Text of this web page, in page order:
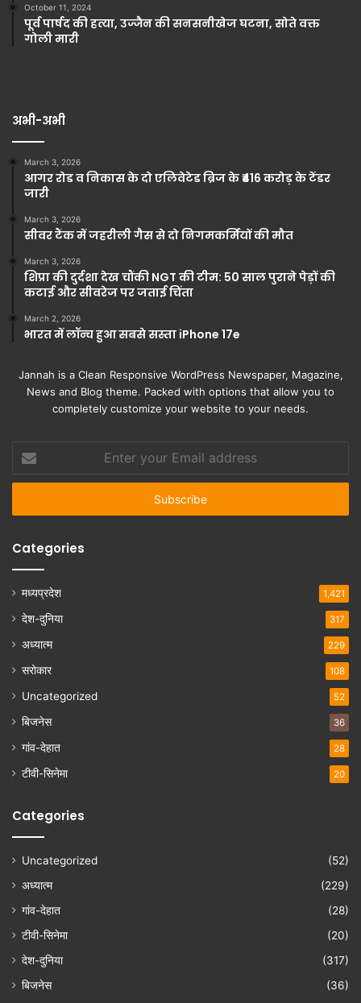
October 11, 2024
पूर्व पार्षद की हत्या, उज्जैन की सनसनीखेज घटना, सोते वक्त
गोली मारी
अभी-अभी
March 3, 2026
आगर रोड व निकास के दो एलिवेटेड ब्रिज के ₹416 करोड़ के टेंडर
जारी
March 3, 2026
सीवर टैंक में जहरीली गैस से दो निगमकर्मियों की मौत
March 3, 2026
शिप्रा की दुर्दशा देख चौंकी NGT की टीम: 50 साल पुराने पेड़ों की
कटाई और सीवरेज पर जताई चिंता
March 2, 2026
भारत में लॉन्च हुआ सबसे सस्ता iPhone 17e
Jannah is a Clean Responsive WordPress Newspaper, Magazine,
News and Blog theme. Packed with options that allow you to
completely customize your website to your needs.
your
Email
Categories
मध्यप्रदेश 1,421
देश-दुनिया 317
अध्यात्म 229
सरोकार 108
Uncategorized 52
बिजनेस 36
गांव-देहात 28
टीवी-सिनेमा 20
Categories
Uncategorized
(52)
अध्यात्म
(229)
गांव-देहात
(28)
टीवी-सिनेमा
(20)
देश-दुनिया
(317)
बिजनेस
(36)